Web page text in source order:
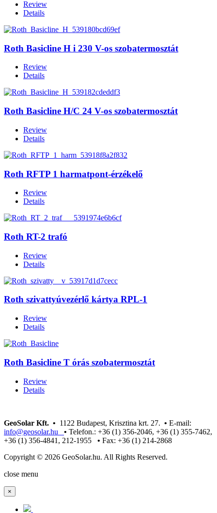
Review
Details
Roth Basicline H i 230 V-os szobatermosztát
Review
Details
Roth Basicline H/C 24 V-os szobatermosztát
Review
Details
Roth RFTP 1 harmatpont-érzékelő
Review
Details
Roth RT-2 trafó
Review
Details
Roth szivattyúvezérlő kártya RPL-1
Review
Details
Roth Basicline T órás szobatermosztát
Review
Details
GeoSolar Kft. • 1122 Budapest, Krisztina krt. 27. • E-mail:
info@geosolar.hu • Telefon.: +36 (1) 356-2046, +36 (1) 355-7462,
+36 (1) 356-4841, 212-1955 • Fax: +36 (1) 214-2868
Copyright © 2026 GeoSolar.hu. All Rights Reserved.
close menu
×